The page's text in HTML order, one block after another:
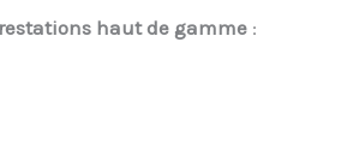
haut de gamme :